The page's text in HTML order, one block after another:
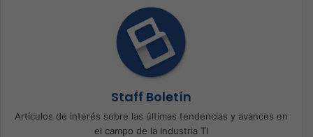
Staff Boletín
Artículos de interés sobre las últimas tendencias y avances en
el campo de la Industria TI